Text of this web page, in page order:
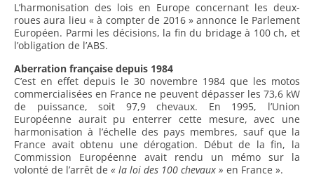
L’harmonisation des lois en Europe concernant les deux-
roues aura lieu « à compter de 2016 » annonce le Parlement
Européen. Parmi les décisions, la fin du bridage à 100 ch, et
l’obligation de l’ABS.
Aberration française depuis 1984
C’est en effet depuis le 30 novembre 1984 que les motos
commercialisées en France ne peuvent dépasser les 73,6 kW
de puissance, soit 97,9 chevaux. En 1995, l’Union
Européenne aurait pu enterrer cette mesure, avec une
harmonisation à l’échelle des pays membres, sauf que la
France avait obtenu une dérogation. Début de la fin, la
Commission Européenne avait rendu un mémo sur la
volonté de l’arrêt de « la loi des 100 chevaux » en France ».